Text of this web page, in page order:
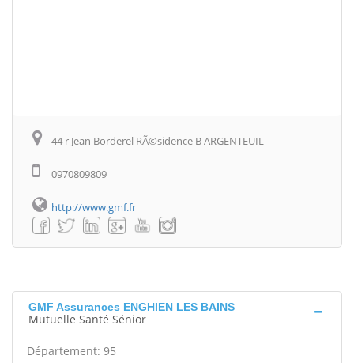
44 r Jean Borderel RÃ©sidence B ARGENTEUIL
0970809809
http://www.gmf.fr
GMF Assurances ENGHIEN LES BAINS
Mutuelle Santé Sénior
Département: 95